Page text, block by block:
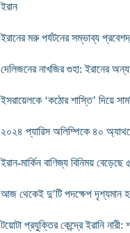
ইরান
ইরানের মরু পর্যটনের সম্ভাব্য
দেলিজনের নাখজির গুহা: ইরানের
ইসরায়েলকে ‘কঠোর শাস্তি’ দিয়ে
২০২৪ প্যারিস অলিম্পিকে ৪০
ইরান-মার্কিন বাণিজ্য বিনিময়
আজ থেকেই দু’টি পদক্ষেপ দৃশ্যমান
টয়োটা প্রযুক্তির কেন্দ্রে ইরানি